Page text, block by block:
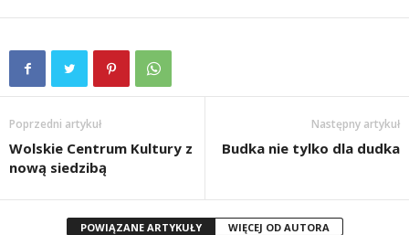
Poprzedni artykuł
Wolskie Centrum Kultury z
nową siedzibą
Następny artykuł
Budka nie tylko dla dudka
POWIĄZANE ARTYKUŁY WIĘCEJ OD AUTORA